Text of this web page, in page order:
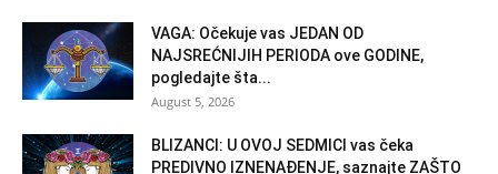
VAGA: Očekuje vas JEDAN OD
NAJSREĆNIJIH PERIODA ove GODINE,
pogledajte šta...
August 5, 2026
BLIZANCI: U OVOJ SEDMICI vas čeka
PREDIVNO IZNENAĐENJE, saznajte ZAŠTO